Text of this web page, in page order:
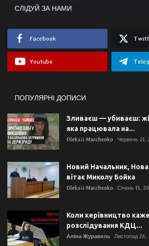
СЛІДУЙ ЗА НАМИ
Facebook
Youtube
ПОПУЛЯРНІ ДОПИСИ
Зливаєш — убиваєш:
яка працювала на...
Oleksii Marchenko Червень 21,
Новий Начальник, Нова
вітає Миколу Бойка
Oleksii Marchenko Січень 15,
Коли керівництво
розслідування КДЦ...
Аліна Журавель Листопад 26,